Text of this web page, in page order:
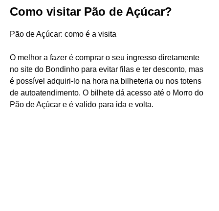
Como visitar Pão de Açúcar?
Pão de Açúcar: como é a visita
O melhor a fazer é comprar o seu ingresso diretamente
no site do Bondinho para evitar filas e ter desconto, mas
é possível adquiri-lo na hora na bilheteria ou nos totens
de autoatendimento. O bilhete dá acesso até o Morro do
Pão de Açúcar e é valido para ida e volta.